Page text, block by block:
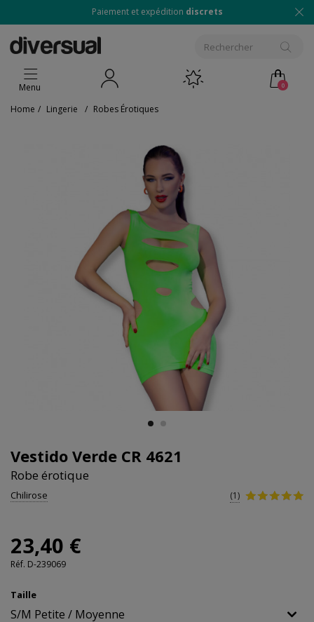
Paiement et expédition discrets
0
Menu
Home / Lingerie / Robes Érotiques
Vestido Verde CR 4621
Robe érotique
Chilirose (1)
23,40 €
Réf. D-239069
Taille